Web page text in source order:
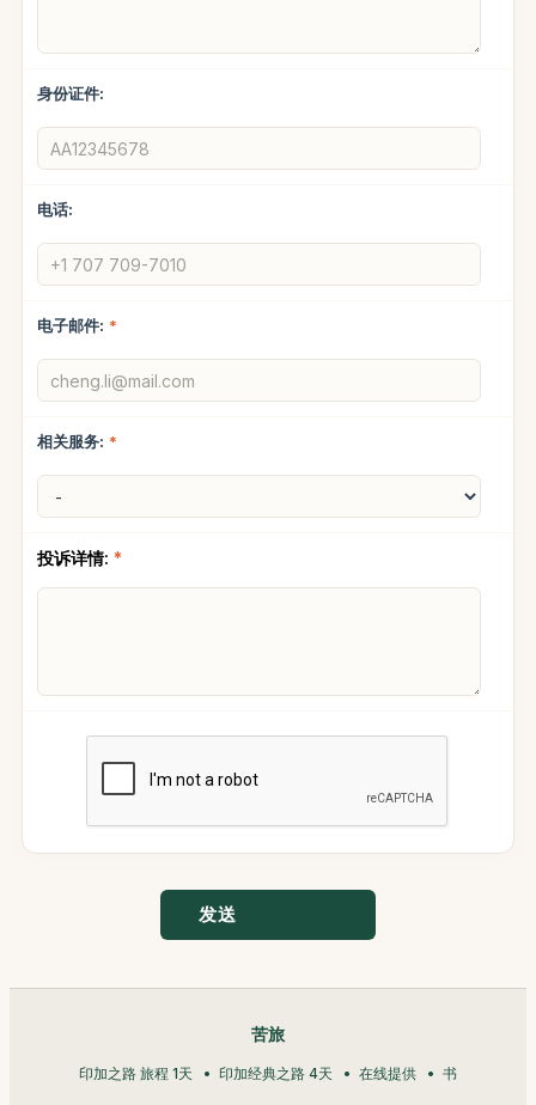
身份证件:
电话:
电子邮件: *
相关服务: *
投诉详情: *
发送
苦旅
印加之路 旅程 1天 印加经典之路 4天 在线提供 书